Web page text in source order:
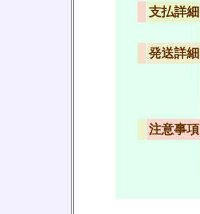
支払詳細
発送詳細
注意事項